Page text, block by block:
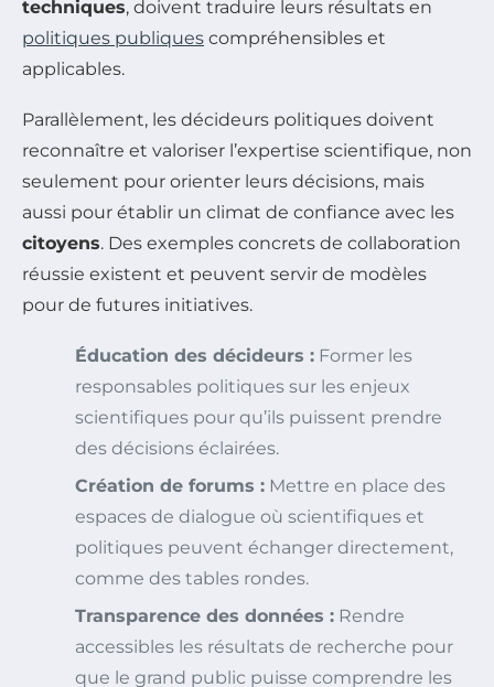
techniques, doivent traduire leurs résultats en
politiques publiques compréhensibles et
applicables.
Parallèlement, les décideurs politiques doivent
reconnaître et valoriser l’expertise scientifique, non
seulement pour orienter leurs décisions, mais
aussi pour établir un climat de confiance avec les
citoyens. Des exemples concrets de collaboration
réussie existent et peuvent servir de modèles
pour de futures initiatives.
Éducation des décideurs : Former les
responsables politiques sur les enjeux
scientifiques pour qu’ils puissent prendre
des décisions éclairées.
Création de forums : Mettre en place des
espaces de dialogue où scientifiques et
politiques peuvent échanger directement,
comme des tables rondes.
Transparence des données : Rendre
accessibles les résultats de recherche pour
que le grand public puisse comprendre les